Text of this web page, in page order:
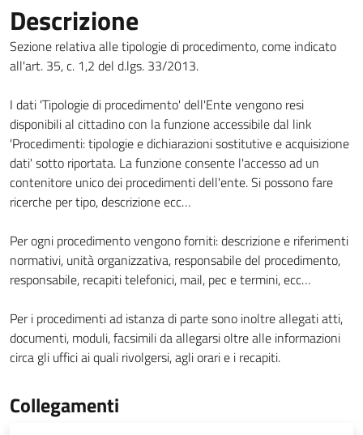
Descrizione
Sezione relativa alle tipologie di procedimento, come indicato
all'art. 35, c. 1,2 del d.lgs. 33/2013.
I dati 'Tipologie di procedimento' dell'Ente vengono resi
disponibili al cittadino con la funzione accessibile dal link
'Procedimenti: tipologie e dichiarazioni sostitutive e acquisizione
dati' sotto riportata. La funzione consente l'accesso ad un
contenitore unico dei procedimenti dell'ente. Si possono fare
ricerche per tipo, descrizione ecc…
Per ogni procedimento vengono forniti: descrizione e riferimenti
normativi, unità organizzativa, responsabile del procedimento,
responsabile, recapiti telefonici, mail, pec e termini, ecc…
Per i procedimenti ad istanza di parte sono inoltre allegati atti,
documenti, moduli, facsimili da allegarsi oltre alle informazioni
circa gli uffici ai quali rivolgersi, agli orari e i recapiti.
Collegamenti